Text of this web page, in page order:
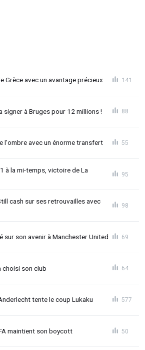
Grèce avec un avantage précieux 141
signer à Bruges pour 12 millions ! 88
l'ombre avec un énorme transfert 55
à la mi-temps, victoire de La
95
cash sur ses retrouvailles avec
98
sur son avenir à Manchester United 69
choisi son club 64
tente le coup Lukaku 577
maintient son boycott 50